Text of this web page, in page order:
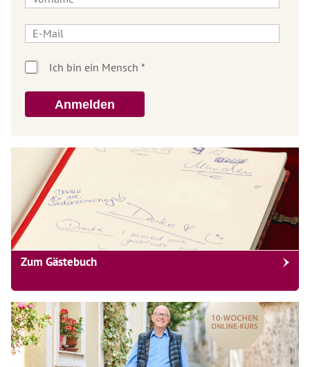
Anmelden
Zum Gästebuch